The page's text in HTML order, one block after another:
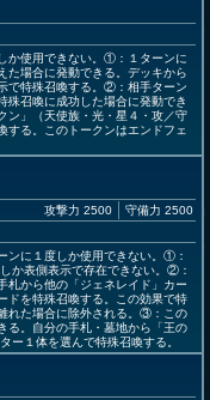
か使用できない。①：１ターンに
た場合に発動できる。デッキから
で特殊召喚する。②：相手ターン
殊召喚に成功した場合に発動でき
ン」（天使族・光・星４・攻／守
する。このトークンはエンドフェ
攻撃力 2500 守備力 2500
に１度しか使用できない。①：
か表側表示で存在できない。②：
札から他の「ジェネレイド」カー
ドを特殊召喚する。この効果で特
れた場合に除外される。③：この
る。自分の手札・墓地から「王の
ー１体を選んで特殊召喚する。